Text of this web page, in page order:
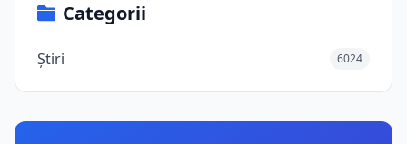
Categorii
Știri 6024